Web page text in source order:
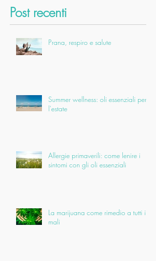
Post recenti
Prana, respiro e salute
Summer wellness: oli essenziali per
l'estate
Allergie primaverili: come lenire i
sintomi con gli oli essenziali
La marijuana come rimedio a tutti i
mali